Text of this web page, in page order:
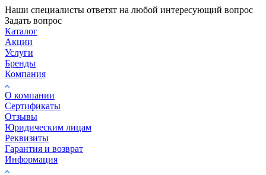
Наши специалисты ответят на любой интересующий вопрос
Задать вопрос
Каталог
Акции
Услуги
Бренды
Компания
О компании
Сертификаты
Отзывы
Юридическим лицам
Реквизиты
Гарантия и возврат
Информация